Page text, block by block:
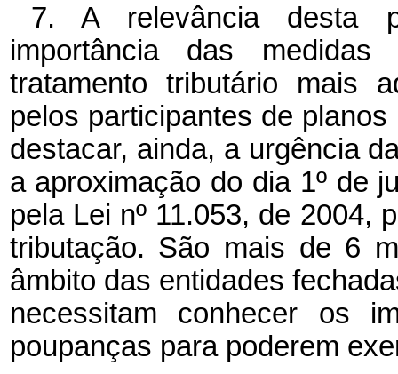
7. A relevância desta
importância das
tratamento tributário mais
pelos participantes de
destacar, ainda, a urgência
a aproximação do dia 1º de
pela Lei nº 11.053, de 2004,
tributação. São mais de 6
âmbito das entidades
necessitam conhecer os
poupanças para poderem